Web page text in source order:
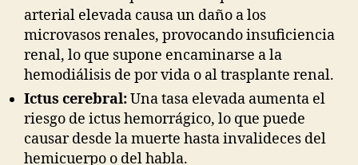
arterial elevada causa un daño a los
microvasos renales, provocando insuficiencia
renal, lo que supone encaminarse a la
hemodiálisis de por vida o al trasplante renal.
Ictus cerebral:Una tasa elevada aumenta el
riesgo de ictus hemorrágico, lo que puede
causar desde la muerte hasta invalideces del
hemicuerpo o del habla.